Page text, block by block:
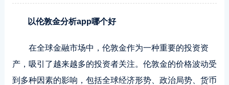
以伦敦金分析app哪个好
在全球金融市场中，伦敦金作为一种重要的投资资
产，吸引了越来越多的投资者关注。伦敦金的价格波动受
到多种因素的影响，包括全球经济形势、政治局势、货币